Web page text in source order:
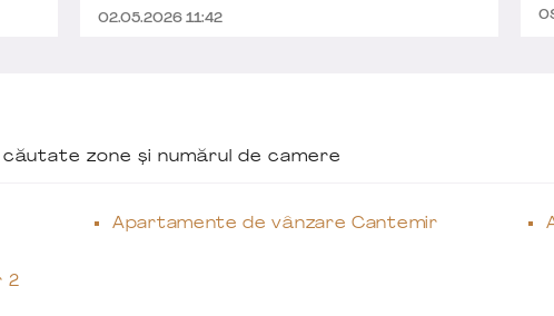
02.05.2026 11:42
zone și numărul de camere
Apartamente de vânzare Cantemir
2